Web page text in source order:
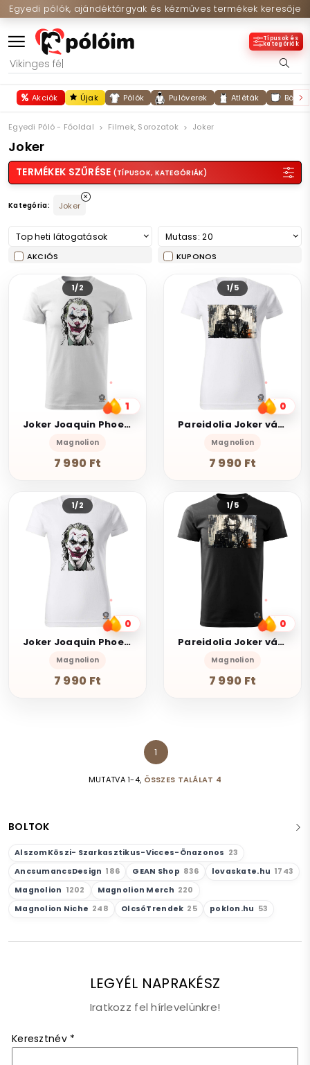
Egyedi pólók, ajándéktárgyak és kézműves termékek keresője
Típusok és
kategóriák
Akciók Újak Pólók Pulóverek Atléták
BOLTOK
AlszomKöszi- Szarkasztikus-Vicces-Önazonos 23
AncsumancsDesign 186 GEAN Shop 836 lovaskate.hu 1743
Magnolion 1202 Magnolion Merch 220
Magnolion Niche 248 OlcsóTrendek 25 poklon.hu 53
Egyedi Póló - Főoldal Filmek, Sorozatok Joker
Joker
TERMÉKEK SZŰRÉSE (TÍPUSOK, KATEGÓRIÁK)
Kategória: Joker
Top heti látogatások Mutass: 20
AKCIÓS KUPONOS
1/2
1
Joker Joaquin Phoenix fanart v2
Magnolion
7 990 Ft
1/5
0
Pareidolia Joker város fantázia v1
Magnolion
7 990 Ft
1/2
0
Joker Joaquin Phoenix fanart v2
Magnolion
7 990 Ft
1/5
0
Pareidolia Joker város fantázia v1
Magnolion
7 990 Ft
MUTATVA 1-4, ÖSSZES TALÁLAT 4
1
LEGYÉL NAPRAKÉSZ
Iratkozz fel hírlevelünkre!
Keresztnév *